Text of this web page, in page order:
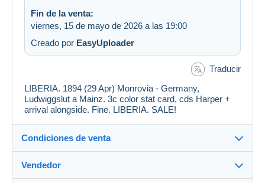
Fin de la venta:
viernes, 15 de mayo de 2026 a las 19:00
Creado por EasyUploader
Traducir
LIBERIA. 1894 (29 Apr) Monrovia - Germany,
Ludwiggslut a Mainz. 3c color stat card, cds Harper +
arrival alongside. Fine. LIBERIA. SALE!
Condiciones de venta
Destino:
Vendedor